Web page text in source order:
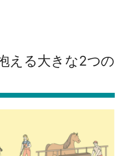
える大きな2つの